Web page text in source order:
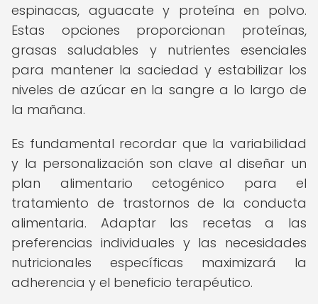
espinacas, aguacate y proteína en polvo.
Estas opciones proporcionan proteínas,
grasas saludables y nutrientes esenciales
para mantener la saciedad y estabilizar los
niveles de azúcar en la sangre a lo largo de
la mañana.
Es fundamental recordar que la variabilidad
y la personalización son clave al diseñar un
plan alimentario cetogénico para el
tratamiento de trastornos de la conducta
alimentaria. Adaptar las recetas a las
preferencias individuales y las necesidades
nutricionales específicas maximizará la
adherencia y el beneficio terapéutico.